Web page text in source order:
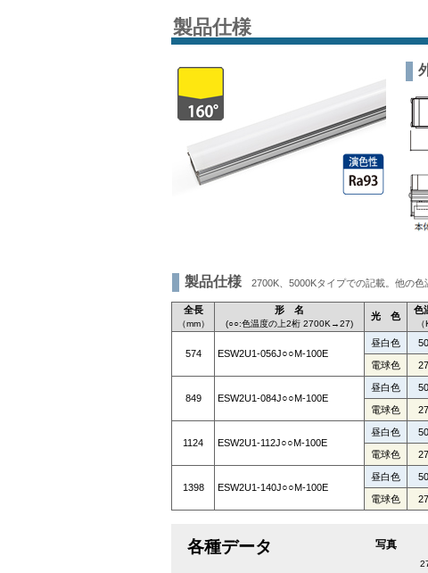
製品仕様
製品仕様 2700K、5000Kタイプでの記載。他の
全長
（mm）
形 名
(○○:色温度の上2桁 2700K→27)
光 色
色
（
574 ESW2U1-056J○○M-100E
昼白色
電球色
849 ESW2U1-084J○○M-100E
昼白色
電球色
1124 ESW2U1-112J○○M-100E
昼白色
電球色
1398 ESW2U1-140J○○M-100E
昼白色
電球色
各種データ 写真